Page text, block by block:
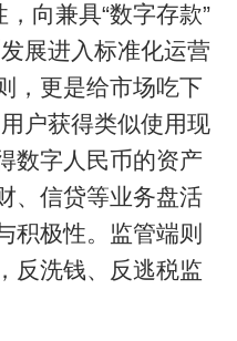
，向兼具“数字存款”
展进入标准化运营
，更是给市场吃下
户获得类似使用现
数字人民币的资产
、信贷等业务盘活
积极性。监管端则
反洗钱、反逃税监